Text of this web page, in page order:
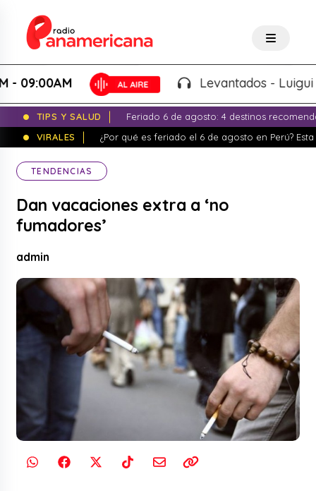
Levantados - Luigui
TIPS Y SALUD
Feriado 6 de agosto: 4 destinos
VIRALES
¿Por qué es feriado el 6 de agosto en Perú?
TENDENCIAS
Dan vacaciones extra a ‘no
fumadores’
admin